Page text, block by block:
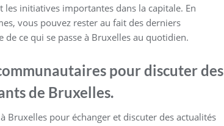
initiatives importantes dans la capitale. En
vous pouvez rester au fait des derniers
ce qui se passe à Bruxelles au quotidien.
pour discuter des
de Bruxelles.
Bruxelles pour échanger et discuter des actualités